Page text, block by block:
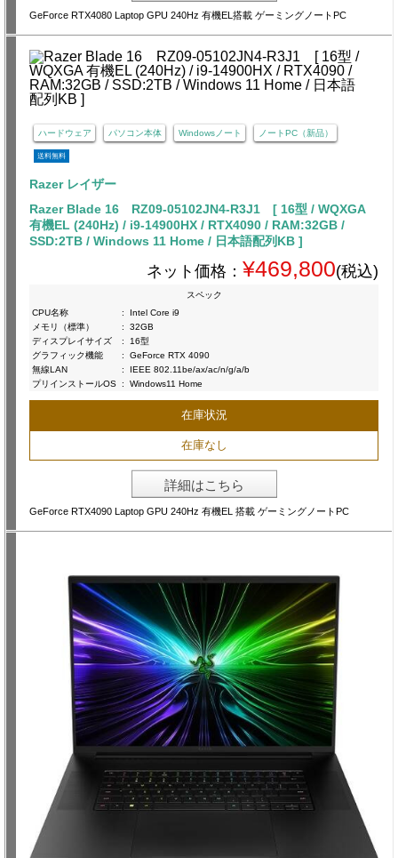
GeForce RTX4080 Laptop GPU 240Hz 有機EL搭載 ゲーミングノートPC
ハードウェア パソコン本体 Windowsノート ノートPC（新品）
送料無料
Razer レイザー
Razer Blade 16 RZ09-05102JN4-R3J1 [ 16型 / WQXGA
有機EL (240Hz) / i9-14900HX / RTX4090 / RAM:32GB /
SSD:2TB / Windows 11 Home / 日本語配列KB ]
ネット価格： ¥469,800(税込)
スペック
CPU名称
:
Intel Core i9
メモリ（標準）
:
32GB
ディスプレイサイズ
:
16型
グラフィック機能
:
GeForce RTX 4090
無線LAN
:
IEEE 802.11be/ax/ac/n/g/a/b
プリインストールOS : Windows11 Home
在庫状況
在庫なし
詳細はこちら
GeForce RTX4090 Laptop GPU 240Hz 有機EL 搭載 ゲーミングノートPC